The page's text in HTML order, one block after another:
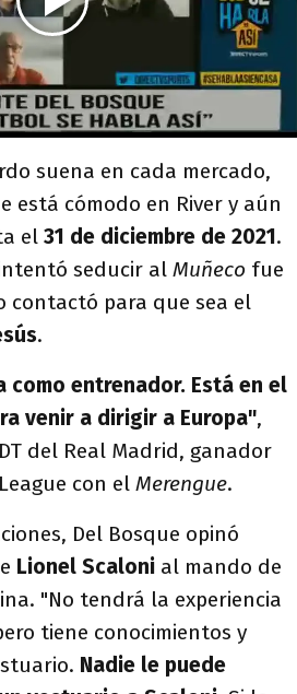
suena en cada mercado,
está cómodo en River y aún
el 31 de diciembre de 2021.
seducir al Muñeco fue
contactó para que sea el
.
como entrenador. Está en el
venir a dirigir a Europa",
del Real Madrid, ganador
con el Merengue.
Del Bosque opinó
Lionel Scaloni al mando de
"No tendrá la experiencia
tiene conocimientos y
Nadie le puede